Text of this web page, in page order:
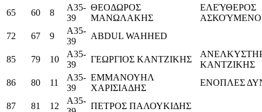
65 60 8
Α35-
39
ΘΕΟΔΩΡΟΣ
ΜΑΝΩΛΑΚΗΣ
ΕΛΕΎΘΕΡΟΣ
72
67 9
Α35-
39
ABDUL WAHHED
85 79 10
Α35-
39
ΓΕΩΡΓΙΟΣ ΚΑΝΤΖΙΚΗΣ
ΚΑΝΤΖΙΚΗΣ
86
80 11
Α35-
39
ΕΜΜΑΝΟΥΗΛ
ΧΑΡΙΣΙΑΔΗΣ
ΕΝΟΠΛΕΣ
87 81 12
Α35-
ΠΕΤΡΟΣ ΠΑΛΟΥΚΙΔΗΣ